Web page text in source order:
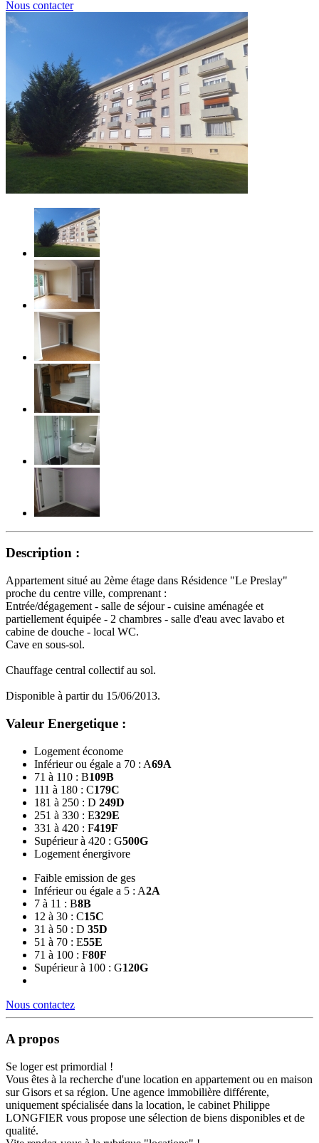
Nous contacter
Description :
Appartement situé au 2ème étage dans Résidence "Le Preslay"
proche du centre ville, comprenant :
Entrée/dégagement - salle de séjour - cuisine aménagée et
partiellement équipée - 2 chambres - salle d'eau avec lavabo et
cabine de douche - local WC.
Cave en sous-sol.
Chauffage central collectif au sol.
Disponible à partir du 15/06/2013.
Valeur Energetique :
Logement économe
Inférieur ou égale a 70 : A69A
71 à 110 : B109B
111 à 180 : C179C
181 à 250 : D 249D
251 à 330 : E329E
331 à 420 : F419F
Supérieur à 420 : G500G
Logement énergivore
Faible emission de ges
Inférieur ou égale a 5 : A2A
7 à 11 : B8B
12 à 30 : C15C
31 à 50 : D 35D
51 à 70 : E55E
71 à 100 : F80F
Supérieur à 100 : G120G
Nous contactez
A propos
Se loger est primordial !
Vous êtes à la recherche d'une location en appartement ou en maison
sur Gisors et sa région. Une agence immobilière différente,
uniquement spécialisée dans la location, le cabinet Philippe
LONGFIER vous propose une sélection de biens disponibles et de
qualité.